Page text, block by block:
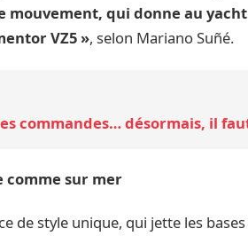
qui donne au
VZ5 », selon Mariano Suñé.
commandes… désormais, il
comme sur mer
de style unique, qui jette les